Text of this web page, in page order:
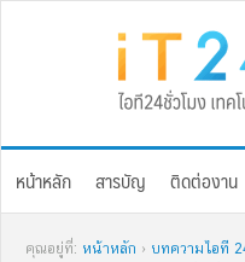
หน้าหลัก สารบัญ ติดต่องาน
คุณอยู่ที่: หน้าหลัก › บทความไอที